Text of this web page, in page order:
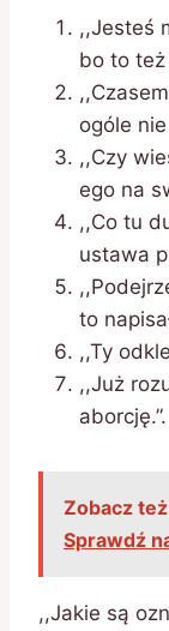
,,Jesteś
bo to też
ogóle nie
,,Czy
ego na
,,Co tu
ustawa
to
,,Ty
,,Już
aborcję.”.
Zobacz
Sprawdź
,,Jakie są